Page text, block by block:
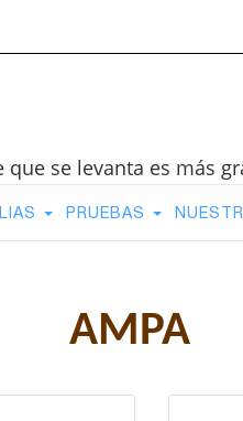
que se levanta es más
PRUEBAS
AMPA